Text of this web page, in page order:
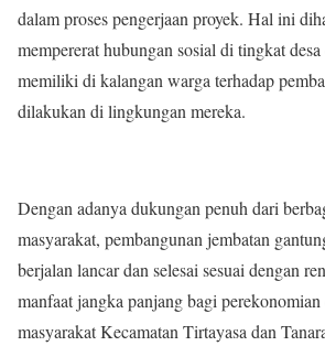
dalam proses pengerjaan proyek. Hal ini
mempererat hubungan sosial di tingkat
memiliki di kalangan warga terhadap
dilakukan di lingkungan mereka.
Dengan adanya dukungan penuh dari
masyarakat, pembangunan jembatan
berjalan lancar dan selesai sesuai dengan
manfaat jangka panjang bagi perekonomian
masyarakat Kecamatan Tirtayasa dan